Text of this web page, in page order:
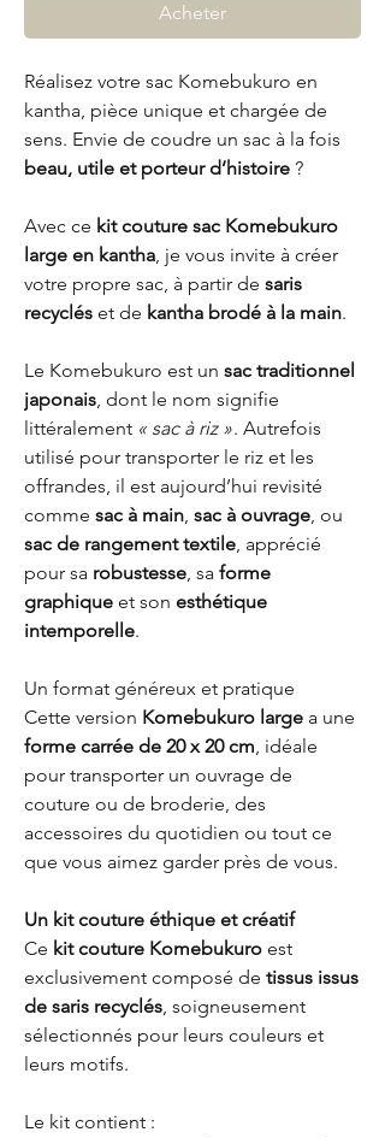
Acheter
Réalisez votre sac Komebukuro en
kantha, pièce unique et chargée de
sens. Envie de coudre un sac à la fois
beau, utile et porteur d’histoire ?
Avec ce kit couture sac Komebukuro
large en kantha, je vous invite à créer
votre propre sac, à partir de saris
recyclés et de kantha brodé à la main.
Le Komebukuro est un sac traditionnel
japonais, dont le nom signifie
littéralement « sac à riz ». Autrefois
utilisé pour transporter le riz et les
offrandes, il est aujourd’hui revisité
comme sac à main, sac à ouvrage, ou
sac de rangement textile, apprécié
pour sa robustesse, sa forme
graphique et son esthétique
intemporelle.
Un format généreux et pratique
Cette version Komebukuro large a une
forme carrée de 20 x 20 cm, idéale
pour transporter un ouvrage de
couture ou de broderie, des
accessoires du quotidien ou tout ce
que vous aimez garder près de vous.
Un kit couture éthique et créatif
Ce kit couture Komebukuro est
exclusivement composé de tissus issus
de saris recyclés, soigneusement
sélectionnés pour leurs couleurs et
leurs motifs.
Le kit contient :